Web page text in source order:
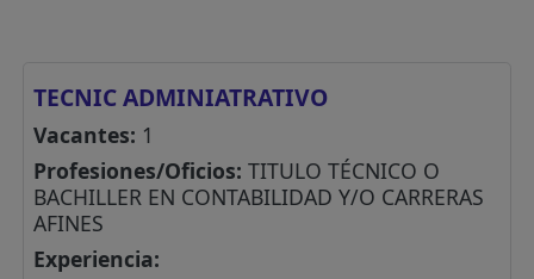
TECNIC ADMINIATRATIVO
Vacantes: 1
Profesiones/Oficios: TITULO TÉCNICO O
BACHILLER EN CONTABILIDAD Y/O CARRERAS
AFINES
Experiencia: